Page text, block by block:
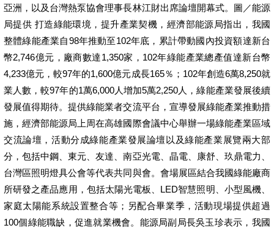
亞洲，以及台灣熱泵協會理事長林江財出席論壇開幕式。圖／能源
局提供 打造綠能環境，提升產業契機，經濟部能源局指出，我國
整體綠能產業自98年推動至102年底，累計帶動國內投資額達新台
幣2,746億元，廠商數達1,350家，102年綠能產業總產值達新台幣
4,233億元，較97年的1,600億元成長165％；102年創造6萬8,250就
業人數，較97年的1萬6,000人增加5萬2,250人，綠能產業發展後續
發展值得期待。提供綠能業者交流平台，宣導發展綠能產業推動措
施，經濟部能源局上周在高雄國際會議中心舉辦一場綠能產業區域
交流論壇，活動分成綠能產業發展論壇以及綠能產業展覽兩大部
分，包括中鋼、東元、友達、南亞光電、晶電、康舒、玖鼎電力、
台灣區照明燈具公會等代表共同與會。會場展區結合我國綠能廠商
所研發之產品應用，包括太陽光電板、LED智慧照明、小型風機、
家庭太陽能系統設置整合等；另配合畢業季，活動現場提供超過
100個綠能職缺，促進就業機會。能源局副局長吳玉珍表示，我國